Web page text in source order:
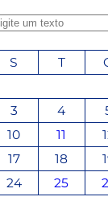
S
T
3
4
10
11
17
18
24
25